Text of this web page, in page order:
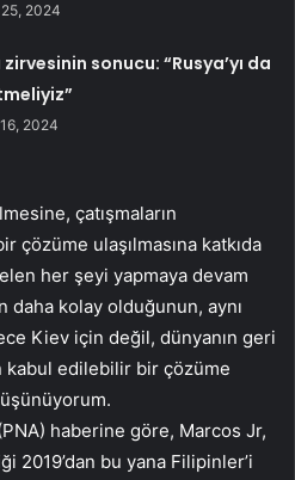
2024
sonucu: “Rusya’yı da
2024
çatışmaların
çözüme ulaşılmasına katkıda
her şeyi yapmaya devam
kolay olduğunun, aynı
Kiev için değil, dünyanın geri
kabul edilebilir bir çözüme
haberine göre, Marcos Jr,
2019’dan bu yana Filipinler’i